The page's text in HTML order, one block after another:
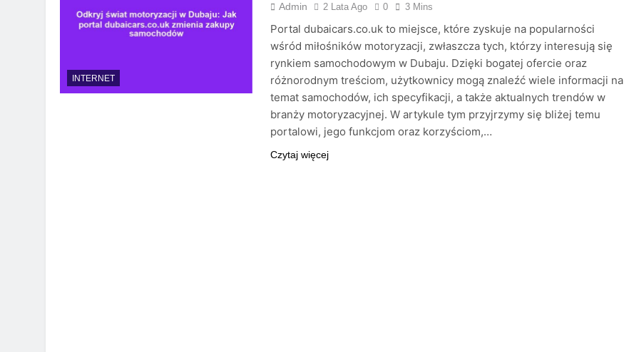
INTERNET
Admin 2 Lata Ago 0 3 Mins
Portal dubaicars.co.uk to miejsce, które zyskuje na popularności
wśród miłośników motoryzacji, zwłaszcza tych, którzy interesują się
rynkiem samochodowym w Dubaju. Dzięki bogatej ofercie oraz
różnorodnym treściom, użytkownicy mogą znaleźć wiele informacji na
temat samochodów, ich specyfikacji, a także aktualnych trendów w
branży motoryzacyjnej. W artykule tym przyjrzymy się bliżej temu
portalowi, jego funkcjom oraz korzyściom,…
Czytaj więcej